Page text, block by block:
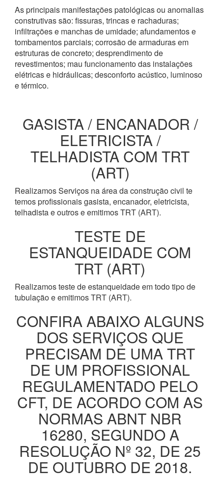
As principais manifestações patológicas ou anomalias
construtivas são: fissuras, trincas e rachaduras;
infiltrações e manchas de umidade; afundamentos e
tombamentos parciais; corrosão de armaduras em
estruturas de concreto; desprendimento de
revestimentos; mau funcionamento das instalações
elétricas e hidráulicas; desconforto acústico, luminoso
e térmico.
GASISTA / ENCANADOR /
ELETRICISTA /
TELHADISTA COM TRT
(ART)
Realizamos Serviços na área da construção civil te
temos profissionais gasista, encanador, eletricista,
telhadista e outros e emitimos TRT (ART).
TESTE DE
ESTANQUEIDADE COM
TRT (ART)
Realizamos teste de estanqueidade em todo tipo de
tubulação e emitimos TRT (ART).
CONFIRA ABAIXO ALGUNS
DOS SERVIÇOS QUE
PRECISAM DE UMA TRT
DE UM PROFISSIONAL
REGULAMENTADO PELO
CFT, DE ACORDO COM AS
NORMAS ABNT NBR
16280, SEGUNDO A
RESOLUÇÃO Nº 32, DE 25
DE OUTUBRO DE 2018.